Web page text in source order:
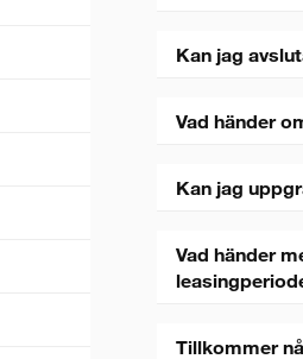
Kan jag
Vad händer
Kan jag
Vad händer
Tillkommer